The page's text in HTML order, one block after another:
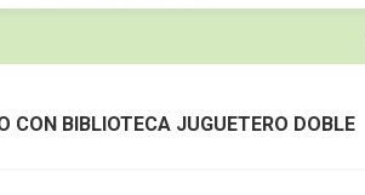
CON BIBLIOTECA JUGUETERO DOBLE